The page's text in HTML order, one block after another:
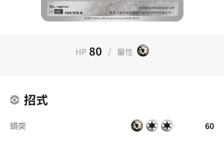
HP 80 / 屬性
招式
頭突 60